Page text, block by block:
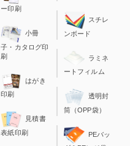
ー印刷
小冊
子・カタログ印
刷
はがき
印刷
見積書
表紙印刷
スチレ
ンボード
ラミネ
ートフィルム
透明封
筒（OPP袋）
PEバッ